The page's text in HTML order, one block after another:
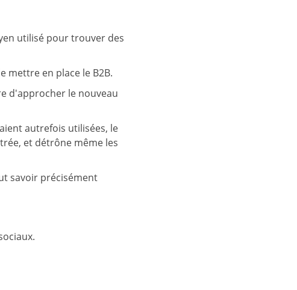
utilisé pour trouver des
mettre en place le B2B.
d'approcher le nouveau
autrefois utilisées, le
et détrône même les
savoir précisément